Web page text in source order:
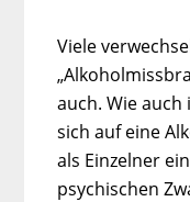
Viele
auch. Wie
sich auf eine
als Einzelner
psychischen